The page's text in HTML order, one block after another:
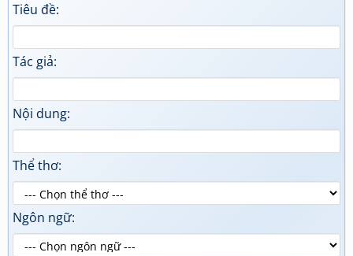
Tiêu đề:
Tác giả:
Nội dung:
Thể thơ:
Ngôn ngữ: